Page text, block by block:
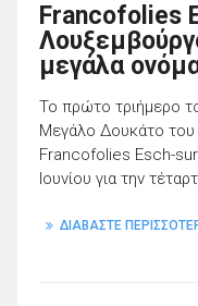
Francofolies
μεγάλα
Το πρώτο τριήμερο
Μεγάλο Δουκάτο
Francofolies Esch-
Ιουνίου για την
ΔΙΑΒΑΣΤΕ